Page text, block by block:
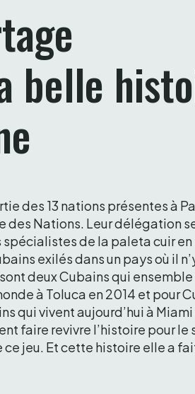
belle
des 13 nations présentes à
des Nations. Leur délégation
de la paleta cuir
exilés dans un pays où il
deux Cubains qui
à Toluca en 2014 et pour
qui vivent aujourd’hui à
faire revivre l’histoire pour le
ce jeu. Et cette histoire elle a